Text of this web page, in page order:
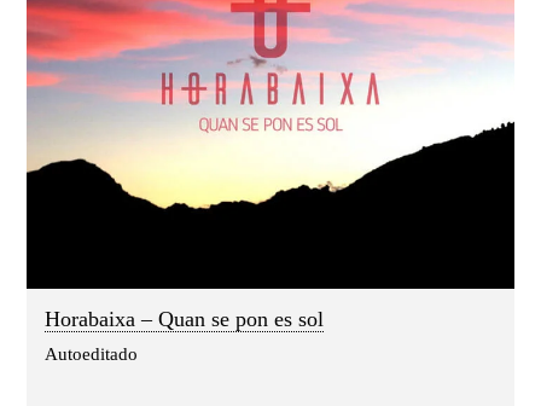
Horabaixa – Quan se pon es sol
Autoeditado